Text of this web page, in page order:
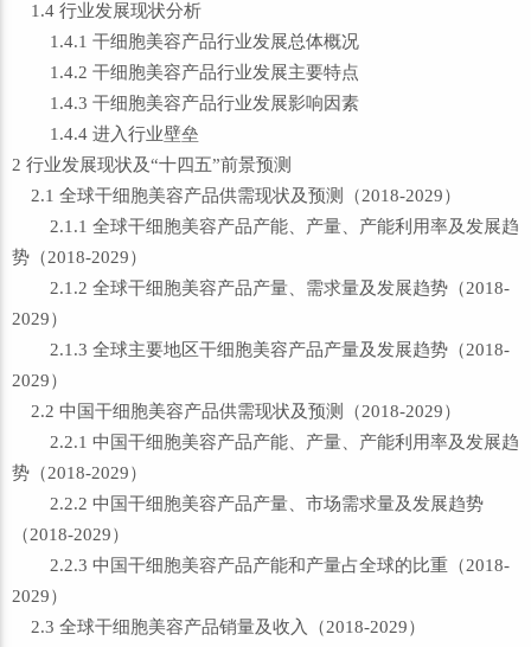
1.4 行业发展现状分析
1.4.1 干细胞美容产品行业发展总体概况
1.4.2 干细胞美容产品行业发展主要特点
1.4.3 干细胞美容产品行业发展影响因素
1.4.4 进入行业壁垒
2 行业发展现状及“十四五”前景预测
2.1 全球干细胞美容产品供需现状及预测（2018-2029）
2.1.1 全球干细胞美容产品产能、产量、产能利用率及发展趋
势（2018-2029）
2.1.2 全球干细胞美容产品产量、需求量及发展趋势（2018-
2029）
2.1.3 全球主要地区干细胞美容产品产量及发展趋势（2018-
2029）
2.2 中国干细胞美容产品供需现状及预测（2018-2029）
2.2.1 中国干细胞美容产品产能、产量、产能利用率及发展趋
势（2018-2029）
2.2.2 中国干细胞美容产品产量、市场需求量及发展趋势
（2018-2029）
2.2.3 中国干细胞美容产品产能和产量占全球的比重（2018-
2029）
2.3 全球干细胞美容产品销量及收入（2018-2029）